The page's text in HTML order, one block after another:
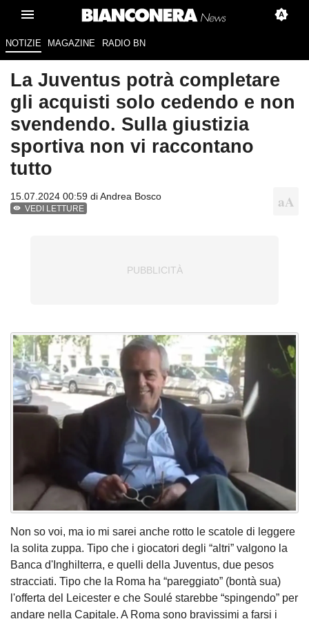
NOTIZIE MAGAZINE RADIO BN
La Juventus potrà completare
gli acquisti solo cedendo e non
svendendo. Sulla giustizia
sportiva non vi raccontano
tutto
15.07.2024 00:59 diAndrea Bosco
VEDI LETTURE
Non so voi, ma io mi sarei anche rotto le scatole di leggere
la solita zuppa. Tipo che i giocatori degli “altri” valgono la
Banca d'Inghilterra, e quelli della Juventus, due pesos
stracciati. Tipo che la Roma ha “pareggiato” (bontà sua)
l'offerta del Leicester e che Soulé starebbe “spingendo” per
andare nella Capitale. A Roma sono bravissimi a farsi i